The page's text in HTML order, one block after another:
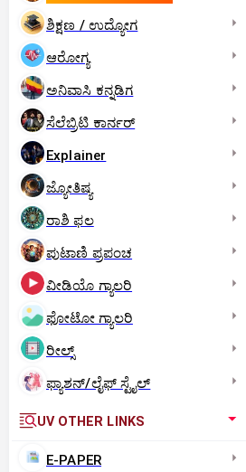
ಶಿಕ್ಷಣ / ಉದ್ಯೋಗ
ಆರೋಗ್ಯ
ಅನಿವಾಸಿ ಕನ್ನಡಿಗ
ಸೆಲೆಬ್ರಿಟಿ ಕಾರ್ನರ್‌
Explainer
ಜ್ಯೋತಿಷ್ಯ
ರಾಶಿ ಫಲ
ಪುಟಾಣಿ ಪ್ರಪಂಚ
ವೀಡಿಯೊ ಗ್ಯಾಲರಿ
ಫೋಟೋ ಗ್ಯಾಲರಿ
ರೀಲ್ಸ್
ಫ್ಯಾಶನ್/ಲೈಫ್‌ ಸ್ಟೈಲ್
UV OTHER LINKS
E-PAPER